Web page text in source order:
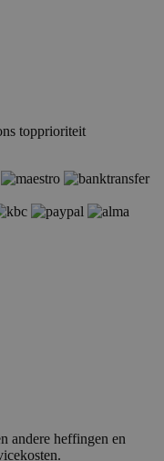
topprioriteit
andere heffingen en